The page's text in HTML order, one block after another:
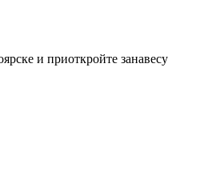
и приоткройте занавесу